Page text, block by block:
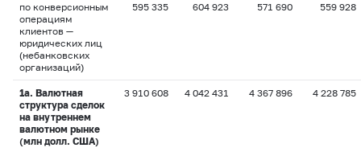
по конверсионным
операциям
клиентов —
юридических лиц
(небанковских
организаций)
595 335 604 923 571 690 559 928
1а. Валютная
структура сделок
на внутреннем
валютном рынке
(млн долл. США)
3 910 608 4 042 431 4 367 896 4 228 785